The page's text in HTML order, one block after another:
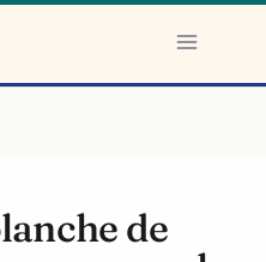
de